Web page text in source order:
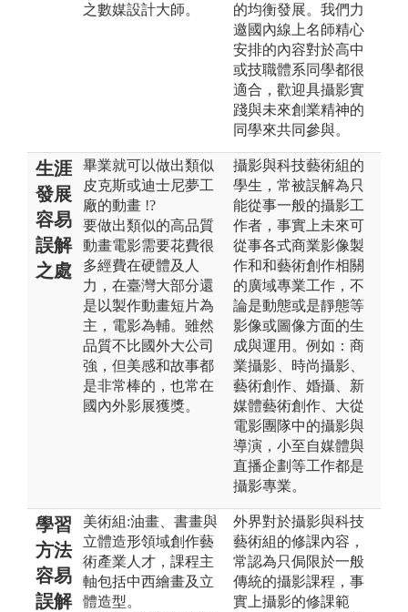
之數媒設計大師。
的均衡發展。我們力
邀國內線上名師精心
安排的內容對於高中
或技職體系同學都很
適合，歡迎具攝影實
踐與未來創業精神的
同學來共同參與。
生涯
發展
容易
誤解
之處
畢業就可以做出類似
皮克斯或迪士尼夢工
廠的動畫 !?
要做出類似的高品質
動畫電影需要花費很
多經費在硬體及人
力，在臺灣大部分還
是以製作動畫短片為
主，電影為輔。雖然
品質不比國外大公司
強，但美感和故事都
是非常棒的，也常在
國內外影展獲獎。
攝影與科技藝術組的
學生，常被誤解為只
能從事一般的攝影工
作者，事實上未來可
從事各式商業影像製
作和和藝術創作相關
的廣域專業工作，不
論是動態或是靜態等
影像或圖像方面的生
成與運用。例如：商
業攝影、時尚攝影、
藝術創作、婚攝、新
媒體藝術創作、大從
電影團隊中的攝影與
導演，小至自媒體與
直播企劃等工作都是
攝影專業。
學習
方法
容易
誤解
美術組:油畫、書畫與
立體造形領域創作藝
術產業人才，課程主
軸包括中西繪畫及立
體造型。
外界對於攝影與科技
藝術組的修課內容，
常認為只侷限於一般
傳統的攝影課程，事
實上攝影的修課範